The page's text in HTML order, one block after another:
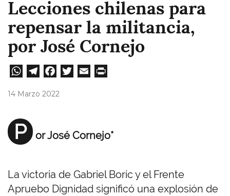
Lecciones chilenas para
repensar la militancia,
por José Cornejo
W
A
pp
Te
m
Fa
14 Marzo 2022
P or José Cornejo*
La victoria de Gabriel Boric y el Frente
Apruebo Dignidad significó una explosión de